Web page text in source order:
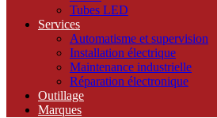
Tubes LED
Services
Automatisme et supervision
Installation électrique
Maintenance industrielle
Réparation électronique
Outillage
Marques